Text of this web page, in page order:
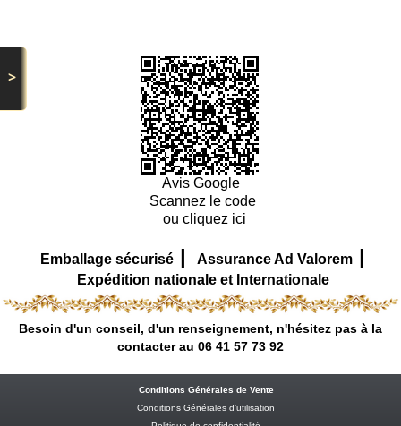
>
Avis Google
Scannez le code
ou cliquez ici
Emballage sécurisé | Assurance Ad Valorem |
Expédition nationale et Internationale
Besoin d'un conseil, d'un renseignement, n'hésitez pas à la
contacter au 06 41 57 73 92
Conditions Générales de Vente
Conditions Générales d’utilisation